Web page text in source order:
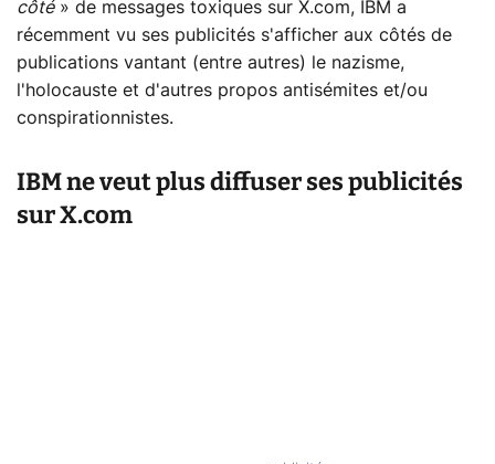
côté» de messages toxiques sur X.com, IBM a
récemment vu ses publicités s'afficher aux côtés de
publications vantant (entre autres) le nazisme,
l'holocauste et d'autres propos antisémites et/ou
conspirationnistes.
IBM ne veut plus diffuser ses publicités
sur X.com